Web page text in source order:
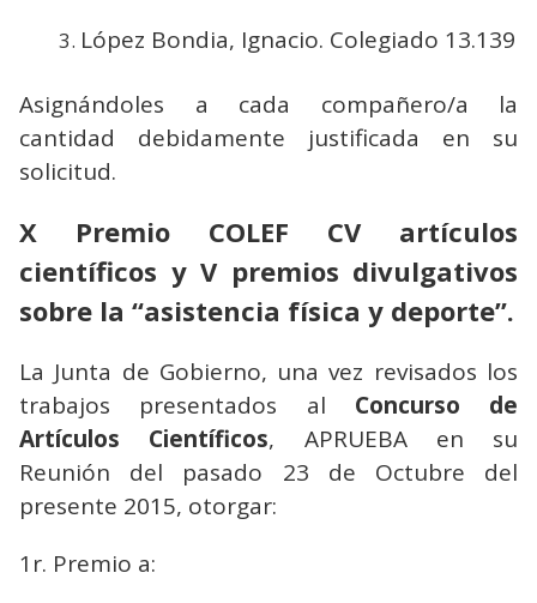
López Bondia, Ignacio. Colegiado 13.139
Asignándoles a cada compañero/a la
cantidad debidamente justificada en su
solicitud.
X Premio COLEF CV artículos
científicos y V premios divulgativos
sobre la “asistencia física y deporte”.
La Junta de Gobierno, una vez revisados los
trabajos presentados al Concurso de
Artículos Científicos, APRUEBA en su
Reunión del pasado 23 de Octubre del
presente 2015, otorgar:
1r. Premio a: